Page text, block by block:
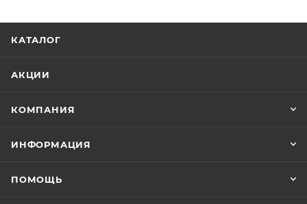
КАТАЛОГ
АКЦИИ
КОМПАНИЯ
ИНФОРМАЦИЯ
ПОМОЩЬ